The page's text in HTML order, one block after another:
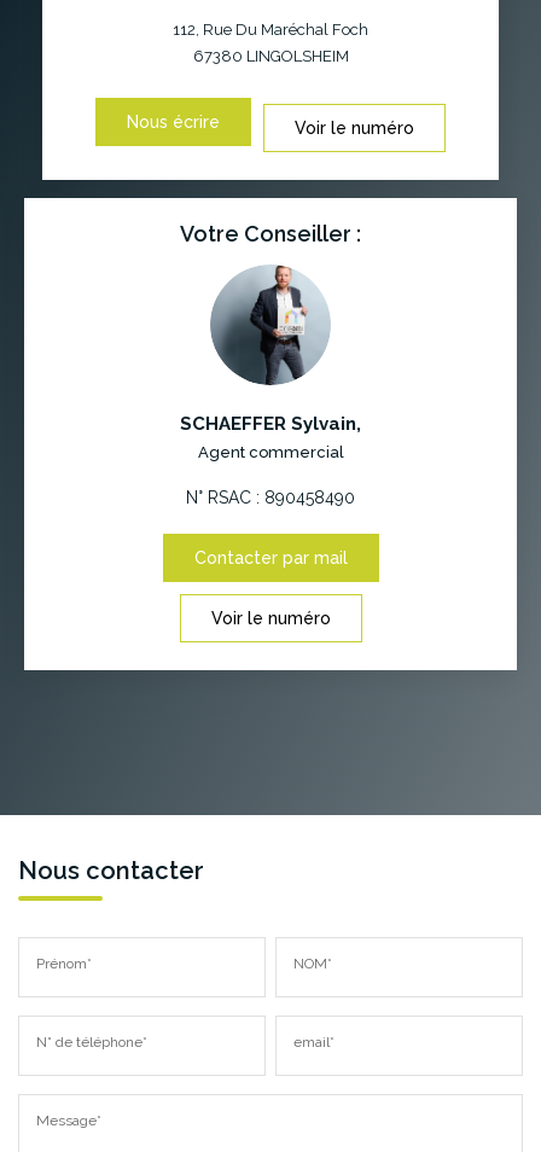
112, Rue Du Maréchal Foch
67380 LINGOLSHEIM
Nous écrire Voir le numéro
Votre Conseiller :
SCHAEFFER Sylvain,
Agent commercial
N° RSAC : 890458490
Contacter par mail
Voir le numéro
Nous contacter
Prénom* NOM*
N° de téléphone* email*
Message*